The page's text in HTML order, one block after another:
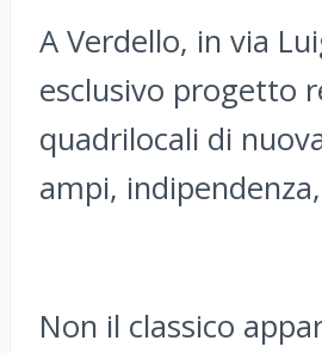
A Verdello, in via
esclusivo progetto
quadrilocali di
ampi,
Non il classico